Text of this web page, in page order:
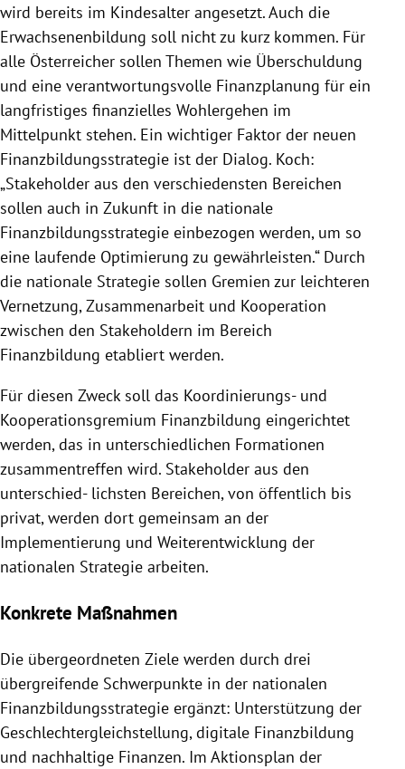
wird bereits im Kindesalter angesetzt. Auch die
Erwachsenenbildung soll nicht zu kurz kommen. Für
alle Österreicher sollen Themen wie Überschuldung
und eine verantwortungsvolle Finanzplanung für ein
langfristiges finanzielles Wohlergehen im
Mittelpunkt stehen. Ein wichtiger Faktor der neuen
Finanzbildungsstrategie ist der Dialog. Koch:
„Stakeholder aus den verschiedensten Bereichen
sollen auch in Zukunft in die nationale
Finanzbildungsstrategie einbezogen werden, um so
eine laufende Optimierung zu gewährleisten.“ Durch
die nationale Strategie sollen Gremien zur leichteren
Vernetzung, Zusammenarbeit und Kooperation
zwischen den Stakeholdern im Bereich
Finanzbildung etabliert werden.
Für diesen Zweck soll das Koordinierungs- und
Kooperationsgremium Finanzbildung eingerichtet
werden, das in unterschiedlichen Formationen
zusammentreffen wird. Stakeholder aus den
unterschied- lichsten Bereichen, von öffentlich bis
privat, werden dort gemeinsam an der
Implementierung und Weiterentwicklung der
nationalen Strategie arbeiten.
Konkrete Maßnahmen
Die übergeordneten Ziele werden durch drei
übergreifende Schwerpunkte in der nationalen
Finanzbildungsstrategie ergänzt: Unterstützung der
Geschlechtergleichstellung, digitale Finanzbildung
und nachhaltige Finanzen. Im Aktionsplan der